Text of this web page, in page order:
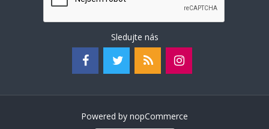
Sledujte nás
Powered by nopCommerce